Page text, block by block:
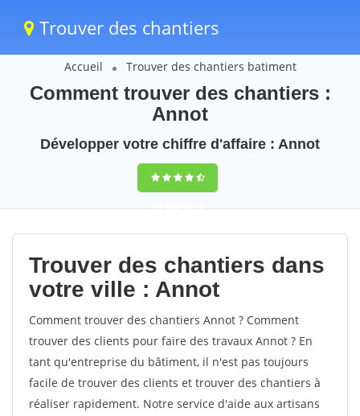
Trouver des chantiers
Accueil Trouver des chantiers batiment
Comment trouver des chantiers :
Annot
Développer votre chiffre d'affaire : Annot
9,5(100%)35
votes
Trouver des chantiers dans
votre ville : Annot
Comment trouver des chantiers Annot ? Comment
trouver des clients pour faire des travaux Annot ? En
tant qu'entreprise du bâtiment, il n'est pas toujours
facile de trouver des clients et trouver des chantiers à
réaliser rapidement. Notre service d'aide aux artisans